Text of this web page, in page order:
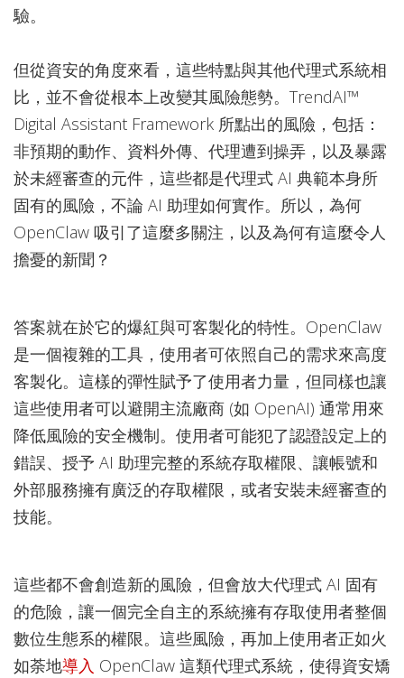
驗。
但從資安的角度來看，這些特點與其他代理式系統相
比，並不會從根本上改變其風險態勢。TrendAI™
Digital Assistant Framework 所點出的風險，包括：
非預期的動作、資料外傳、代理遭到操弄，以及暴露
於未經審查的元件，這些都是代理式 AI 典範本身所
固有的風險，不論 AI 助理如何實作。所以，為何
OpenClaw 吸引了這麼多關注，以及為何有這麼令人
擔憂的新聞？
答案就在於它的爆紅與可客製化的特性。OpenClaw
是一個複雜的工具，使用者可依照自己的需求來高度
客製化。這樣的彈性賦予了使用者力量，但同樣也讓
這些使用者可以避開主流廠商 (如 OpenAI) 通常用來
降低風險的安全機制。使用者可能犯了認證設定上的
錯誤、授予 AI 助理完整的系統存取權限、讓帳號和
外部服務擁有廣泛的存取權限，或者安裝未經審查的
技能。
這些都不會創造新的風險，但會放大代理式 AI 固有
的危險，讓一個完全自主的系統擁有存取使用者整個
數位生態系的權限。這些風險，再加上使用者正如火
如荼地導入 OpenClaw 這類代理式系統，使得資安矯